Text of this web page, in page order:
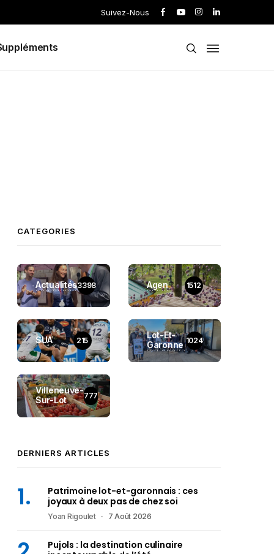
Suivez-Nous
CATEGORIES
Actualités3398 Agen 1512
SUA 215
Lot-Et-
Garonne 1024
Villeneuve-
Sur-Lot
777
DERNIERS ARTICLES
Patrimoine lot-et-garonnais : ces
joyaux à deux pas de chez soi
Yoan Rigoulet 7 Août 2026
Pujols : la destination culinaire